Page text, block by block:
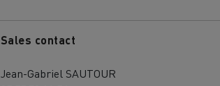
Sales contact
Jean-Gabriel SAUTOUR